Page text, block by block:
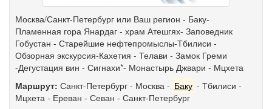
Москва/Санкт-Петербург или Ваш регион - Баку-
Пламенная гора Янардаг - храм Атешгях- Заповедник
Гобустан - Старейшие нефтепромыслы-Тбилиси -
Обзорная экскурсия-Кахетия - Телави - Замок Греми
-Дегустация вин - Сигнахи*- Монастырь Джвари - Мцхета
Маршрут: Санкт-Петербург - Москва - Баку - Тбилиси -
Мцхета - Ереван - Севан - Санкт-Петербург